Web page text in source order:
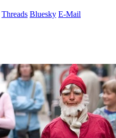
Threads Bluesky E-Mail